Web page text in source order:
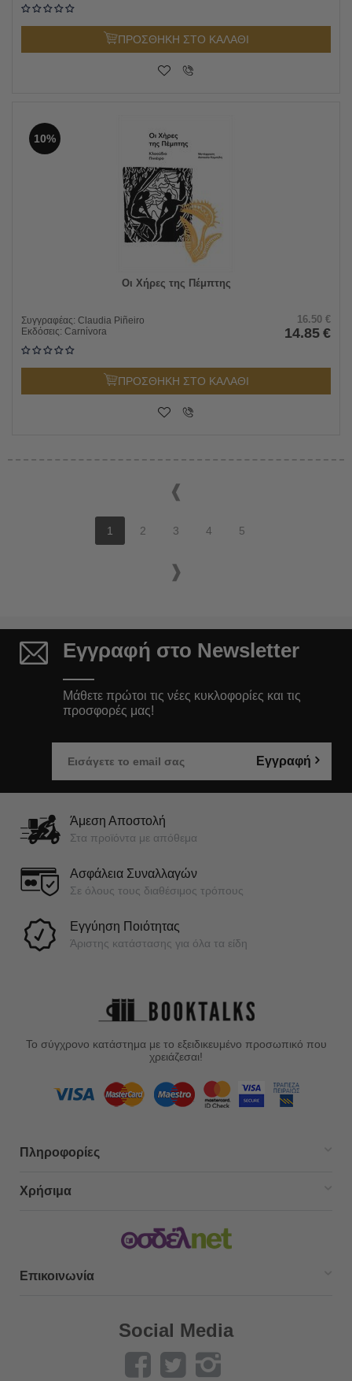
ΠΡΟΣΘΗΚΗ ΣΤΟ ΚΑΛΑΘΙ
10%
Οι Χήρες της Πέμπτης
Συγγραφέας: Claudia Piñeiro
Εκδόσεις: Carnίvora
16.50 €
14.85 €
ΠΡΟΣΘΗΚΗ ΣΤΟ ΚΑΛΑΘΙ
1 2 3 4 5
Εγγραφή στο Newsletter
Μάθετε πρώτοι τις νέες κυκλοφορίες και τις
προσφορές μας!
Εγγραφή
Άμεση Αποστολή
Στα προϊόντα με απόθεμα
Ασφάλεια Συναλλαγών
Σε όλους τους διαθέσιμος τρόπους
Εγγύηση Ποιότητας
Άριστης κατάστασης για όλα τα είδη
Το σύγχρονο κατάστημα με το εξειδικευμένο προσωπικό που
χρειάζεσαι!
Πληροφορίες
Χρήσιμα
Επικοινωνία
Social Media